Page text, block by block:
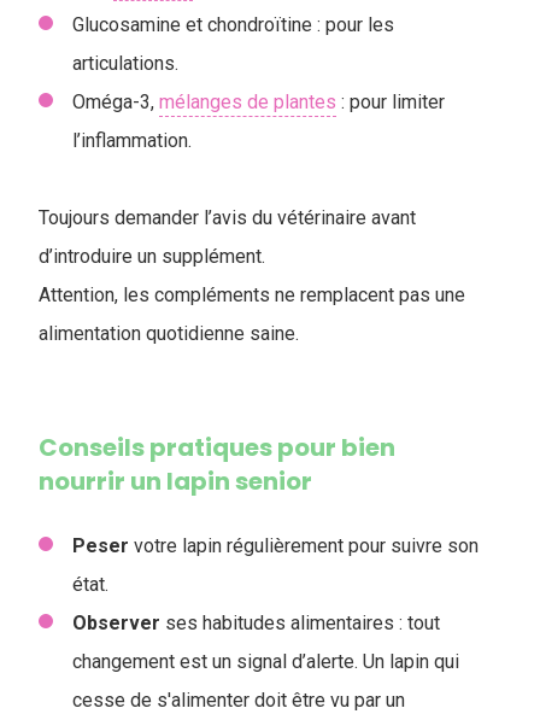
Glucosamine et chondroïtine : pour les
articulations.
Oméga-3, mélanges de plantes : pour limiter
l’inflammation.
Toujours demander l’avis du vétérinaire avant
d’introduire un supplément.
Attention, les compléments ne remplacent pas une
alimentation quotidienne saine.
Conseils pratiques pour bien
nourrir un lapin senior
Peser votre lapin régulièrement pour suivre son
état.
Observer ses habitudes alimentaires : tout
changement est un signal d’alerte. Un lapin qui
cesse de s'alimenter doit être vu par un